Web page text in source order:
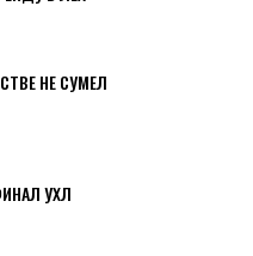
НЕ СУМЕЛ
УХЛ